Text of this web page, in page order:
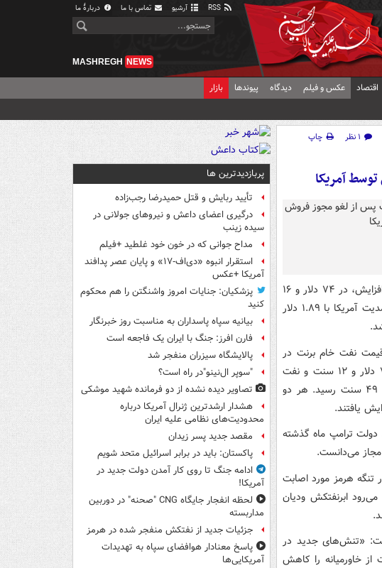
آرشیو تماس با ما دربارهٔ ما
MASHREGH NEWS
اقتصاد عکس و فیلم دیدگاه پیوندها بازار
۱ نظر
چاپ
آمریکا
، قیمت نفت خام برنت با ۲.۱۷ دلار معادل ۳.۰۱ درصد افزایش، در ۷۴ دلار و ۱۶
سنت در هر بشکه بسته شد، در حالی که نفت خام وست تگزاس اینترمدیت آمریکا با ۱.۸۹ دلار
نفت خام برنت در
معاملات پس از پایان فعالیت بازار جهانی، با ۹۶ سنت افزایش، به ۷۵ دلار و ۱۲ سنت و نفت
خام وست تگزاس اینترمدیت آمریکا با ۱.۰۵ دلار افزایش، به ۷۱ دلار و ۴۹ سنت رسید. هر دو
یافتند.
دولت ترامپ ماه گذشته
هرمز مورد اصابت
ابرنفتکش ودیان
«تنش‌های جدید در
از خاورمیانه را کاهش
پربازدیدترین ها
تأیید ربایش و قتل حمیدرضا رجب‌زاده
درگیری اعضای داعش و نیروهای جولانی در
سیده زینب
مداح جوانی که در خون خود غلطید +فیلم
استقرار انبوه «دی‌اف‑۱۷» و پایان عصر پدافند
آمریکا +عکس
پزشکیان: جنایات امروز واشنگتن را هم محکوم
کنید
بیانیه سپاه پاسداران به مناسبت روز خبرنگار
فارن افرز: جنگ با ایران یک فاجعه است
پالایشگاه سیزران منفجر شد
"سوپر ال‌نینو"در راه است؟
تصاویر دیده‌ نشده از دو فرمانده شهید موشکی
هشدار ارشدترین ژنرال آمریکا درباره
محدودیت‌های نظامی علیه ایران
مقصد جدید پسر زیدان
پاکستان: باید در برابر اسرائیل متحد شویم
ادامه جنگ تا روی کار آمدن دولت جدید در
آمریکا!
لحظه انفجار جایگاه CNG "صحنه" در دوربین
مداربسته
جزئیات جدید از نفتکش منفجر شده در هرمز
پاسخ معنادار هوافضای سپاه به تهدیدات
آمریکایی‌ها